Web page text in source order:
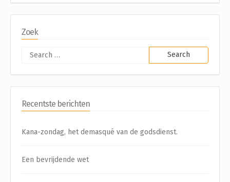
Zoek
Search
for:
Recentste berichten
Kana-zondag, het demasqué van de godsdienst.
Een bevrijdende wet